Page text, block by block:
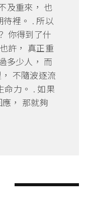
及重來， 也
裡。 . 所以
你得到了什
許， 真正重
多少人， 而
不隨波逐流
命力。 . 如果
， 那就夠